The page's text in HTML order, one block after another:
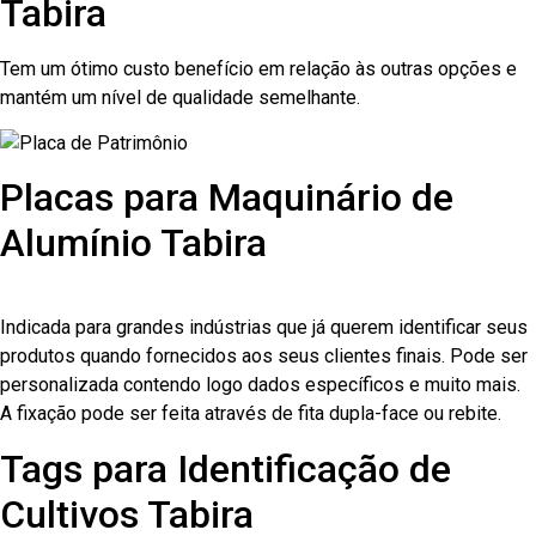
Tabira
Tem um ótimo custo benefício em relação às outras opções e
mantém um nível de qualidade semelhante.
Placas para Maquinário de
Alumínio Tabira
Indicada para grandes indústrias que já querem identificar seus
produtos quando fornecidos aos seus clientes finais. Pode ser
personalizada contendo logo dados específicos e muito mais.
A fixação pode ser feita através de fita dupla-face ou rebite.
Tags para Identificação de
Cultivos Tabira